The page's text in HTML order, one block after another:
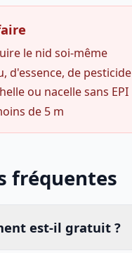
le nid soi-même
d'essence, de pesticide
ou nacelle sans EPI
de 5 m
fréquentes
est-il gratuit ?